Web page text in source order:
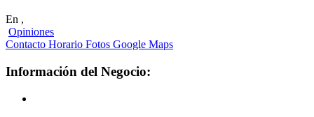
En ,
Opiniones
Contacto Horario Fotos Google Maps
Información del Negocio: